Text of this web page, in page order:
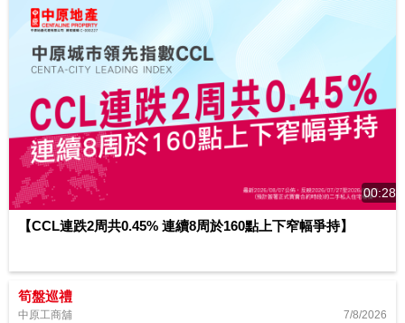
00:28
【CCL連跌2周共0.45% 連續8周於160點上下窄幅爭持】
筍盤巡禮
中原工商舖 7/8/2026